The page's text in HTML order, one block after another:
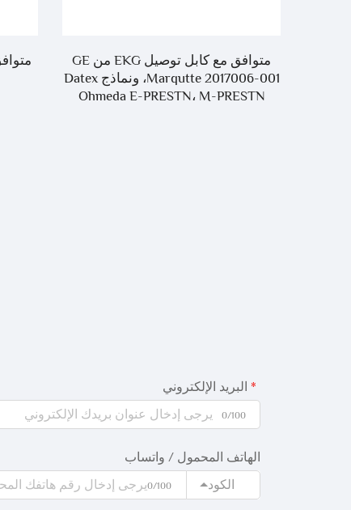
متوافق مع كابل توصيل EKG من GE
Marqutte 2017006-001، ونماذج Datex
Ohmeda E-PRESTN، M-PRESTN
البريد الإلكتروني
0/100
الهاتف المحمول / واتساب
الكود
0/100